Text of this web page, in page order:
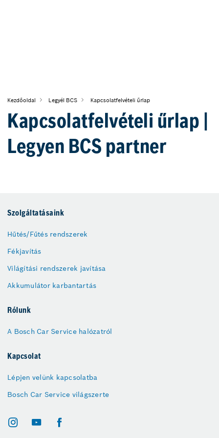
Kezdőoldal Legyél BCS Kapcsolatfelvételi űrlap
Kapcsolatfelvételi űrlap |
Legyen BCS partner
Szolgáltatásaink
Hűtés/Fűtés rendszerek
Fékjavítás
Világítási rendszerek javítása
Akkumulátor karbantartás
Rólunk
A Bosch Car Service halózatról
Kapcsolat
Lépjen velünk kapcsolatba
Bosch Car Service világszerte